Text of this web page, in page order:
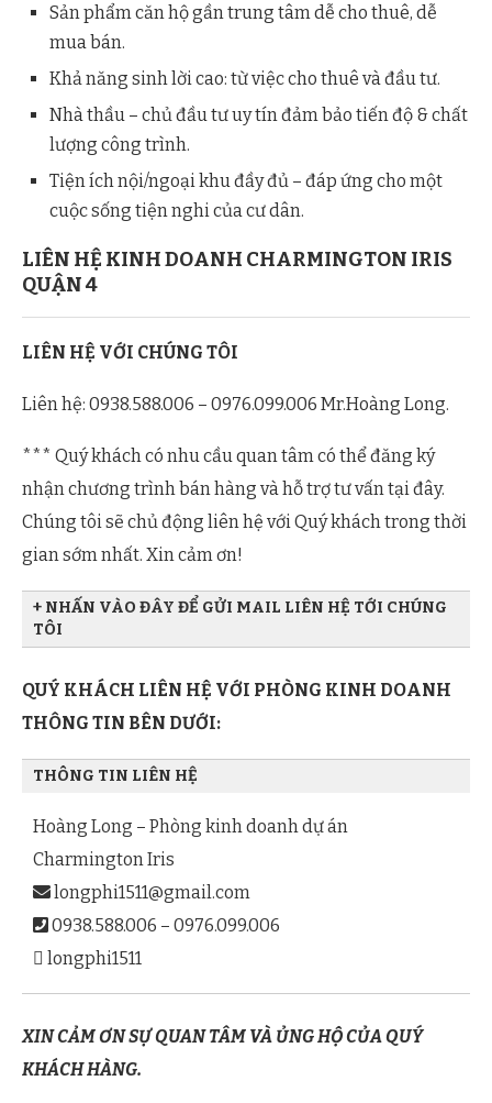
Căn hộ 2 phòng ngủ B5 dự án Charmington Iris Q4.
Căn hộ 2 phòng ngủ B7 dự án Charmington Iris Q4.
Sản phẩm căn hộ gần trung tâm dễ cho thuê, dễ
mua bán.
Khả năng sinh lời cao: từ việc cho thuê và đầu tư.
Nhà thầu – chủ đầu tư uy tín đảm bảo tiến độ & chất
lượng công trình.
Tiện ích nội/ngoại khu đầy đủ – đáp ứng cho một
cuộc sống tiện nghi của cư dân.
LIÊN HỆ KINH DOANH CHARMINGTON IRIS
QUẬN 4
LIÊN HỆ VỚI CHÚNG TÔI
Liên hệ: 0938.588.006 – 0976.099.006 Mr.Hoàng Long.
*** Quý khách có nhu cầu quan tâm có thể đăng ký
nhận chương trình bán hàng và hỗ trợ tư vấn tại đây.
Chúng tôi sẽ chủ động liên hệ với Quý khách trong thời
gian sớm nhất. Xin cảm ơn!
+ NHẤN VÀO ĐÂY ĐỂ GỬI MAIL LIÊN HỆ TỚI CHÚNG
TÔI
Địa chỉ Email
Số điện thoại
Tin nhắn:
QUÝ KHÁCH LIÊN HỆ VỚI PHÒNG KINH DOANH
THÔNG TIN BÊN DƯỚI:
THÔNG TIN LIÊN HỆ
Hoàng Long – Phòng kinh doanh dự án
Charmington Iris
longphi1511@gmail.com
0938.588.006 – 0976.099.006
longphi1511
XIN CẢM ƠN SỰ QUAN TÂM VÀ ỦNG HỘ CỦA QUÝ
KHÁCH HÀNG.